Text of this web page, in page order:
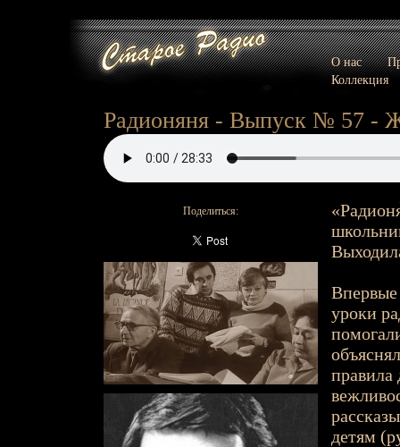
О нас
Коллекция
Радионяня - Выпуск № 57 -
Поделиться:
Впервые
уроки
правила
детям